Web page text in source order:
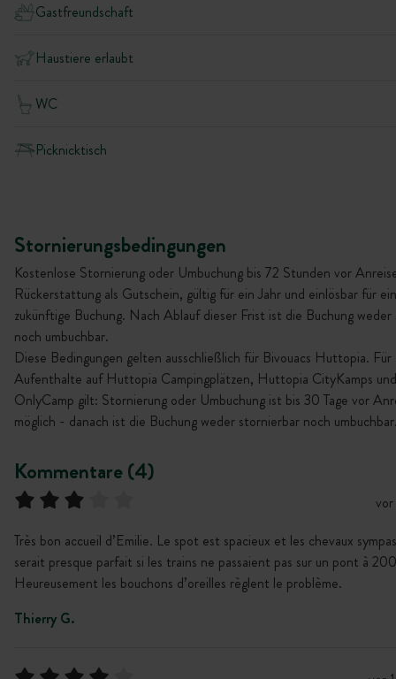
Gastfreundschaft
Haustiere erlaubt
WC
Picknicktisch
Stornierungsbedingungen
Kostenlose Stornierung oder Umbuchung bis 72 Stunden vor
Rückerstattung als Gutschein, gültig für ein Jahr und einlösbar für
zukünftige Buchung. Nach Ablauf dieser Frist ist die Buchung
noch umbuchbar.
Diese Bedingungen gelten ausschließlich für Bivouacs Huttopia. Für
Aufenthalte auf Huttopia Campingplätzen, Huttopia CityKamps und
OnlyCamp gilt: Stornierung oder Umbuchung ist bis 30 Tage vor
möglich - danach ist die Buchung weder stornierbar noch
Kommentare (4)
Très bon accueil d’Emilie. Le spot est spacieux et les chevaux
serait presque parfait si les trains ne passaient pas sur un pont à
Heureusement les bouchons d’oreilles règlent le problème.
Thierry G.